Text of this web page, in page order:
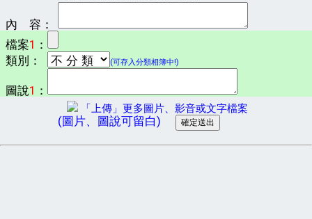
內 容：
檔案1 ：
類別：
(可存入分類相簿中!)
圖說1 ：
「上傳」更多圖片、影音或文字檔案
(圖片、圖說可留白)